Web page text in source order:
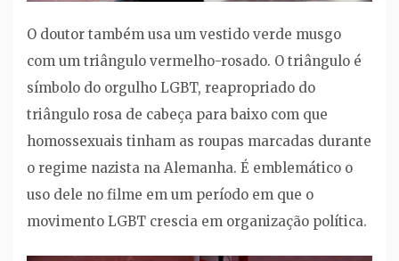
O doutor também usa um vestido verde musgo
com um triângulo vermelho-rosado. O triângulo é
símbolo do orgulho LGBT, reapropriado do
triângulo rosa de cabeça para baixo com que
homossexuais tinham as roupas marcadas durante
o regime nazista na Alemanha. É emblemático o
uso dele no filme em um período em que o
movimento LGBT crescia em organização política.